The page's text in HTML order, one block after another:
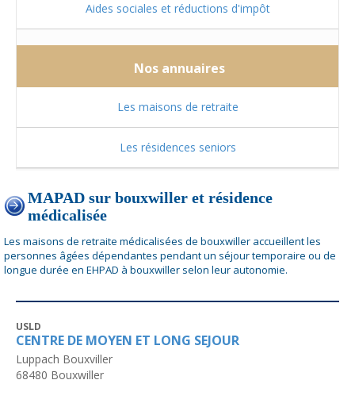
Aides sociales et réductions d'impôt
Nos annuaires
Les maisons de retraite
Les résidences seniors
MAPAD sur bouxwiller et résidence
médicalisée
Les maisons de retraite médicalisées de bouxwiller accueillent les
personnes âgées dépendantes pendant un séjour temporaire ou de
longue durée en EHPAD à bouxwiller selon leur autonomie.
USLD
CENTRE DE MOYEN ET LONG SEJOUR
Luppach Bouxviller
68480 Bouxwiller